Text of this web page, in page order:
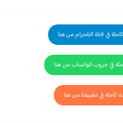
في قناة التلجرام من هنا
في جروب الواتساب من هنا
كاملة في تطبيقنا من هنا